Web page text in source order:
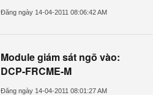
Đăng ngày 14-04-2011 08:06:42 AM
Module giám sát ngõ vào:
DCP-FRCME-M
Đăng ngày 14-04-2011 08:01:27 AM